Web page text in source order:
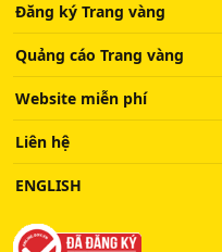
Đăng ký Trang vàng
Quảng cáo Trang vàng
Website miễn phí
Liên hệ
ENGLISH